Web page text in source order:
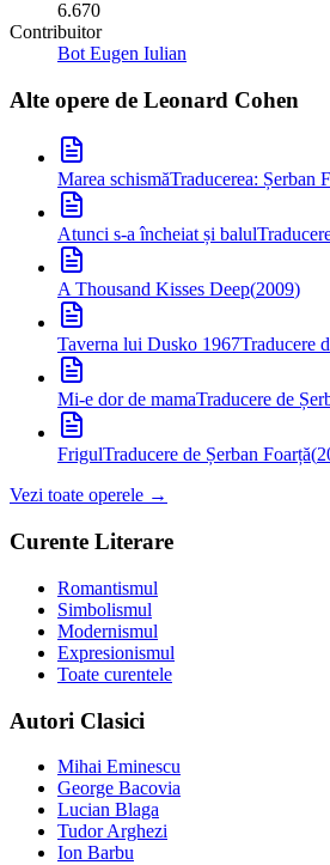
6.670
Contribuitor
Bot Eugen Iulian
Alte opere de Leonard Cohen
Marea schismăTraducerea: Șerban
Atunci s-a încheiat și balul
A Thousand Kisses Deep(2009)
Taverna lui Dusko 1967Traducere
Mi-e dor de mamaTraducere de
FrigulTraducere de Șerban Foarță(
Vezi toate operele →
Curente Literare
Romantismul
Simbolismul
Modernismul
Expresionismul
Toate curentele
Autori Clasici
Mihai Eminescu
George Bacovia
Lucian Blaga
Tudor Arghezi
Ion Barbu